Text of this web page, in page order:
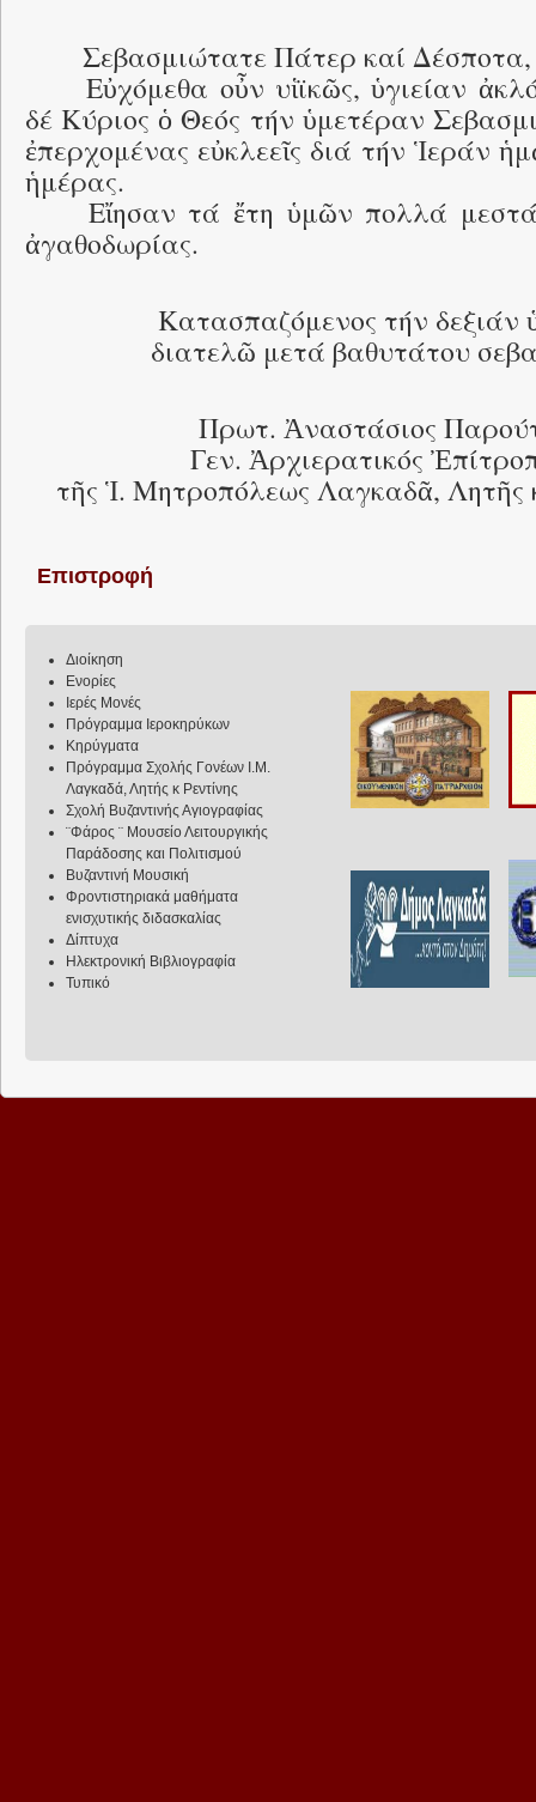
Σεβασμιώτατε Πάτερ καί
Εὐχόμεθα οὖν υἱϊκῶς, ὑγιείαν
δέ Κύριος ὁ Θεός τήν ὑμετέραν
ἐπερχομένας εὐκλεεῖς διά τήν Ἱεράν
ἡμέρας.
Εἴησαν τά ἔτη ὑμῶν πολλά
ἀγαθοδωρίας.
Κατασπαζόμενος τήν δεξιάν
διατελῶ μετά βαθυτάτου
Πρωτ. Ἀναστάσιος
Γεν. Ἀρχιερατικός
τῆς Ἱ. Μητροπόλεως Λαγκαδᾶ, Λητῆς
Επιστροφή
Διοίκηση
Ενορίες
Ιερές Μονές
Πρόγραμμα Ιεροκηρύκων
Κηρύγματα
Πρόγραμμα Σχολής Γονέων Ι.Μ.
Λαγκαδά, Λητής κ Ρεντίνης
Σχολή Βυζαντινής Αγιογραφίας
¨Φάρος ¨ Μουσείο Λειτουργικής
Παράδοσης και Πολιτισμού
Βυζαντινή Μουσική
Φροντιστηριακά μαθήματα
ενισχυτικής διδασκαλίας
Δίπτυχα
Ηλεκτρονική Βιβλιογραφία
Τυπικό